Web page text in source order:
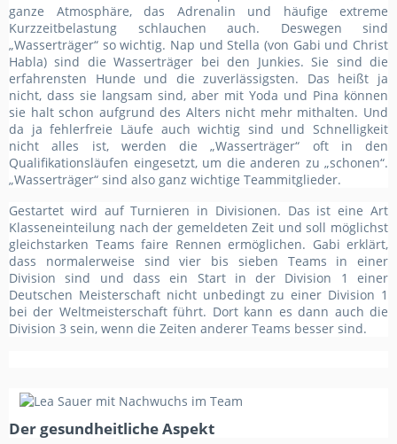
ganze Atmosphäre, das Adrenalin und häufige extreme
Kurzzeitbelastung schlauchen auch. Deswegen sind
„Wasserträger“ so wichtig. Nap und Stella (von Gabi und Christ
Habla) sind die Wasserträger bei den Junkies. Sie sind die
erfahrensten Hunde und die zuverlässigsten. Das heißt ja
nicht, dass sie langsam sind, aber mit Yoda und Pina können
sie halt schon aufgrund des Alters nicht mehr mithalten. Und
da ja fehlerfreie Läufe auch wichtig sind und Schnelligkeit
nicht alles ist, werden die „Wasserträger“ oft in den
Qualifikationsläufen eingesetzt, um die anderen zu „schonen“.
„Wasserträger“ sind also ganz wichtige Teammitglieder.
Gestartet wird auf Turnieren in Divisionen. Das ist eine Art
Klasseneinteilung nach der gemeldeten Zeit und soll möglichst
gleichstarken Teams faire Rennen ermöglichen. Gabi erklärt,
dass normalerweise sind vier bis sieben Teams in einer
Division sind und dass ein Start in der Division 1 einer
Deutschen Meisterschaft nicht unbedingt zu einer Division 1
bei der Weltmeisterschaft führt. Dort kann es dann auch die
Division 3 sein, wenn die Zeiten anderer Teams besser sind.
Der gesundheitliche Aspekt